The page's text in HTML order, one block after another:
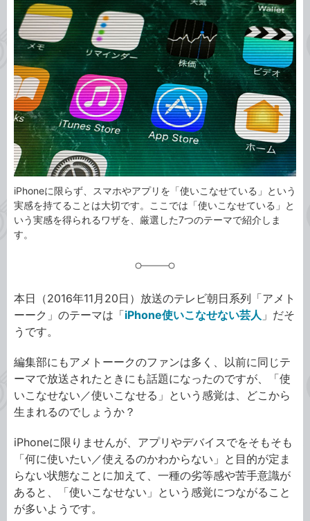
テ
ゴ
リ
タ
グ
iPhoneに限らず、スマホやアプリを「使いこなせている」という
実感を持てることは大切です。ここでは「使いこなせている」と
いう実感を得られるワザを、厳選した7つのテーマで紹介しま
す。
本日（2016年11月20日）放送のテレビ朝日系列「アメト
ーーク」のテーマは「iPhone使いこなせない芸人 」だそ
うです。
編集部にもアメトーークのファンは多く、以前に同じテ
ーマで放送されたときにも話題になったのですが、「使
いこなせない／使いこなせる」という感覚は、どこから
生まれるのでしょうか？
iPhoneに限りませんが、アプリやデバイスでをそもそも
「何に使いたい／使えるのかわからない」と目的が定ま
らない状態なことに加えて、一種の劣等感や苦手意識が
あると、「使いこなせない」という感覚につながること
が多いようです。